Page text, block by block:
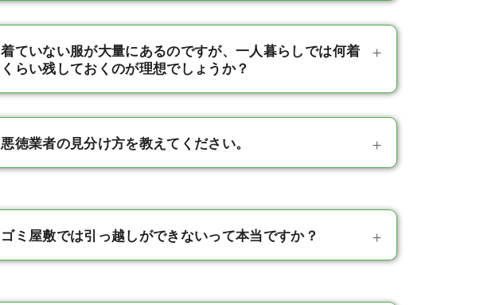
着ていない服が大量にあるのですが、一人暮らしでは何着
くらい残しておくのが理想でしょうか？
悪徳業者の見分け方を教えてください。
ゴミ屋敷では引っ越しができないって本当ですか？